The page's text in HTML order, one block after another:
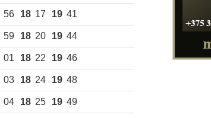
56 18 17 19 41
59 18 20 19 44
01 18 22 19 46
03 18 24 19 48
04 18 25 19 49